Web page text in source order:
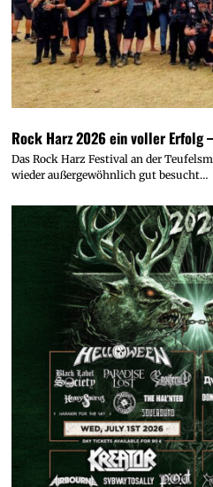
Rock Harz 2026 ein voller Erfolg
Das Rock Harz Festival an der
wieder außergewöhnlich gut besucht…